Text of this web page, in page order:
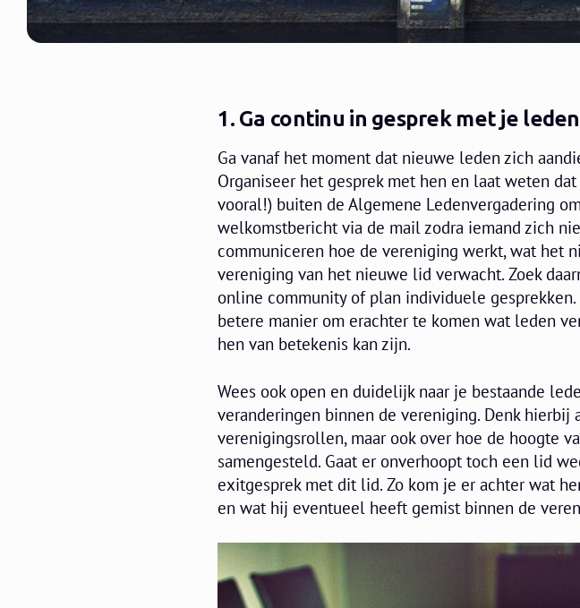
1. Ga continu in gesprek met je leden
​Ga vanaf het moment dat nieuwe leden zich
Organiseer het gesprek met hen en laat weten
vooral!) buiten de Algemene Ledenvergadering
welkomstbericht via de mail zodra iemand zich
communiceren hoe de vereniging werkt, wat het
vereniging van het nieuwe lid verwacht. Zoek
online community of plan individuele
betere manier om erachter te komen wat leden
hen van betekenis kan zijn.
Wees ook open en duidelijk naar je bestaande
veranderingen binnen de vereniging. Denk hierbij
verenigingsrollen, maar ook over hoe de hoogte
samengesteld. Gaat er onverhoopt toch een lid
exitgesprek met dit lid. Zo kom je er achter wat
en wat hij eventueel heeft gemist binnen de